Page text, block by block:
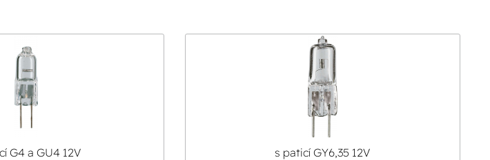
G4 a GU4 12V s paticí GY6,35 12V